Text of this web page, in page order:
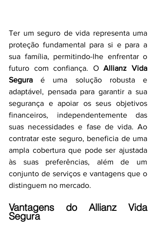
Ter um seguro de vida representa uma
proteção fundamental para si e para a
sua família, permitindo-lhe enfrentar o
futuro com confiança. O Allianz Vida
Segura é uma solução robusta e
adaptável, pensada para garantir a sua
segurança e apoiar os seus objetivos
financeiros, independentemente das
suas necessidades e fase de vida. Ao
contratar este seguro, beneficia de uma
ampla cobertura que pode ser ajustada
às suas preferências, além de um
conjunto de serviços e vantagens que o
distinguem no mercado.
Vantagens do Allianz Vida
Segura